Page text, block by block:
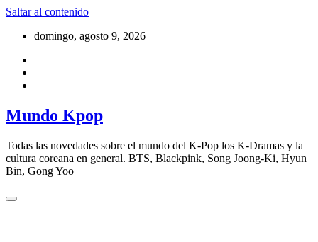
Saltar al contenido
domingo, agosto 9, 2026
Mundo Kpop
Todas las novedades sobre el mundo del K-Pop los K-Dramas y la
cultura coreana en general. BTS, Blackpink, Song Joong-Ki, Hyun
Bin, Gong Yoo